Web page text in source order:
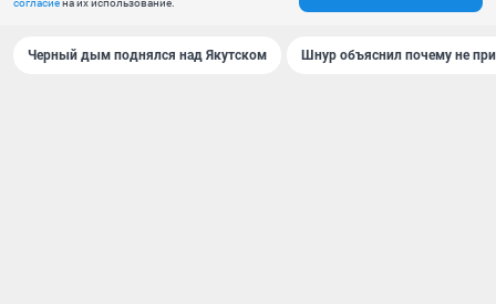
Черный дым поднялся над Якутском Шнур объяснил почему не